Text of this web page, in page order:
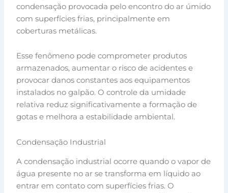
condensação provocada pelo encontro do ar úmido
com superfícies frias, principalmente em
coberturas metálicas.
Esse fenômeno pode comprometer produtos
armazenados, aumentar o risco de acidentes e
provocar danos constantes aos equipamentos
instalados no galpão. O controle da umidade
relativa reduz significativamente a formação de
gotas e melhora a estabilidade ambiental.
Condensação Industrial
A condensação industrial ocorre quando o vapor de
água presente no ar se transforma em líquido ao
entrar em contato com superfícies frias. O